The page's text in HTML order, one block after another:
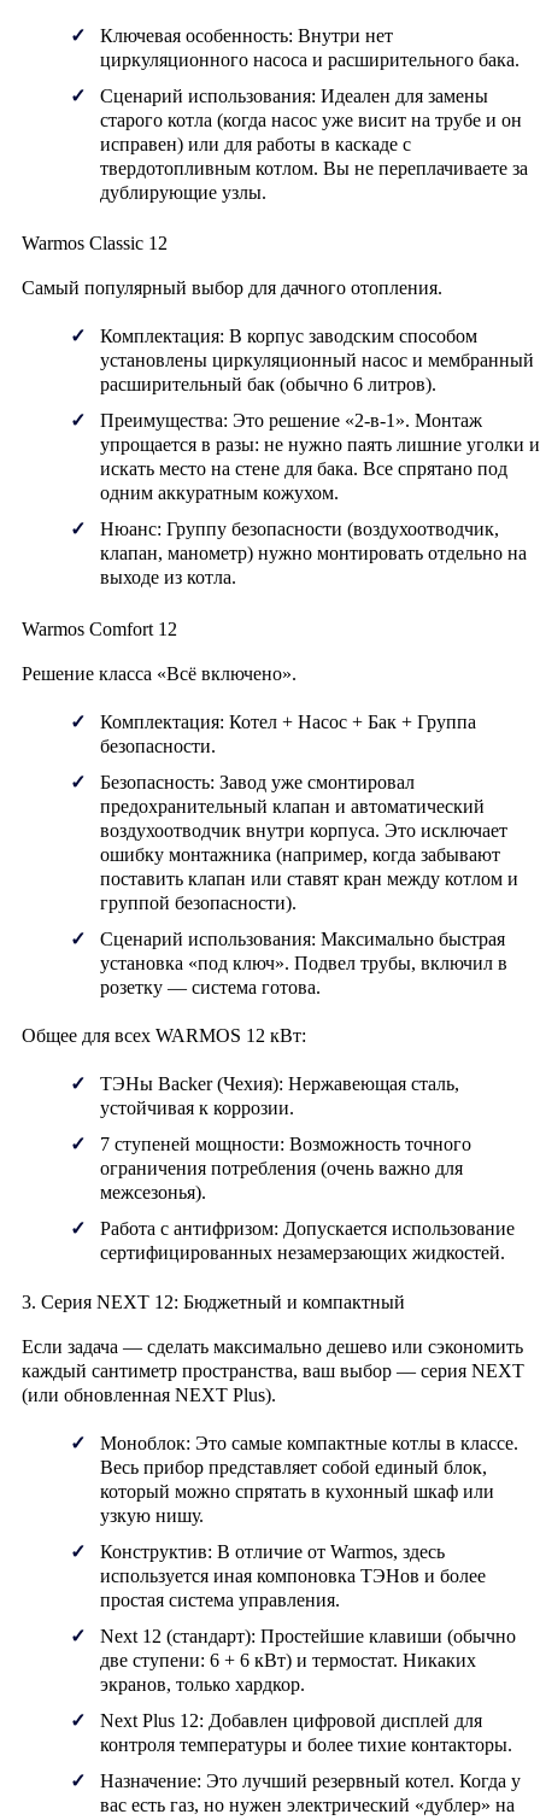
Ключевая особенность: Внутри нет
циркуляционного насоса и расширительного бака.
Сценарий использования: Идеален для замены
старого котла (когда насос уже висит на трубе и он
исправен) или для работы в каскаде с
твердотопливным котлом. Вы не переплачиваете за
дублирующие узлы.
Warmos Classic 12
Самый популярный выбор для дачного отопления.
Комплектация: В корпус заводским способом
установлены циркуляционный насос и мембранный
расширительный бак (обычно 6 литров).
Преимущества: Это решение «2-в-1». Монтаж
упрощается в разы: не нужно паять лишние уголки и
искать место на стене для бака. Все спрятано под
одним аккуратным кожухом.
Нюанс: Группу безопасности (воздухоотводчик,
клапан, манометр) нужно монтировать отдельно на
выходе из котла.
Warmos Comfort 12
Решение класса «Всё включено».
Комплектация: Котел + Насос + Бак + Группа
безопасности.
Безопасность: Завод уже смонтировал
предохранительный клапан и автоматический
воздухоотводчик внутри корпуса. Это исключает
ошибку монтажника (например, когда забывают
поставить клапан или ставят кран между котлом и
группой безопасности).
Сценарий использования: Максимально быстрая
установка «под ключ». Подвел трубы, включил в
розетку — система готова.
Общее для всех WARMOS 12 кВт:
ТЭНы Backer (Чехия): Нержавеющая сталь,
устойчивая к коррозии.
7 ступеней мощности: Возможность точного
ограничения потребления (очень важно для
межсезонья).
Работа с антифризом: Допускается использование
сертифицированных незамерзающих жидкостей.
3. Серия NEXT 12: Бюджетный и компактный
Если задача — сделать максимально дешево или сэкономить
каждый сантиметр пространства, ваш выбор — серия NEXT
(или обновленная NEXT Plus).
Моноблок: Это самые компактные котлы в классе.
Весь прибор представляет собой единый блок,
который можно спрятать в кухонный шкаф или
узкую нишу.
Конструктив: В отличие от Warmos, здесь
используется иная компоновка ТЭНов и более
простая система управления.
Next 12 (стандарт): Простейшие клавиши (обычно
две ступени: 6 + 6 кВт) и термостат. Никаких
экранов, только хардкор.
Next Plus 12: Добавлен цифровой дисплей для
контроля температуры и более тихие контакторы.
Назначение: Это лучший резервный котел. Когда у
вас есть газ, но нужен электрический «дублер» на